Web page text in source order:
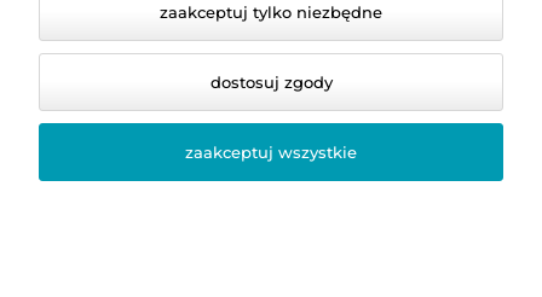
zaakceptuj tylko niezbędne
dostosuj zgody
zaakceptuj wszystkie